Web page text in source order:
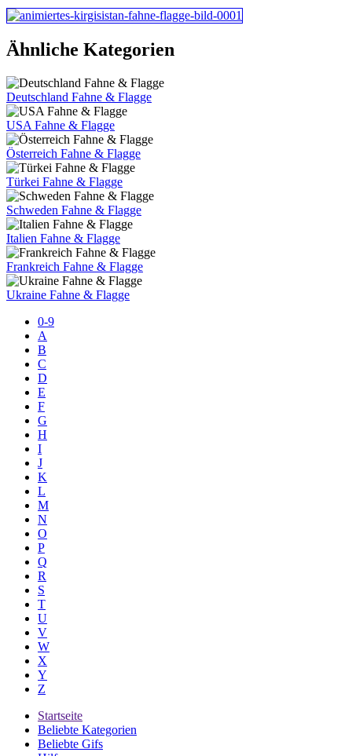
Ähnliche Kategorien
Deutschland Fahne & Flagge
USA Fahne & Flagge
Österreich Fahne & Flagge
Türkei Fahne & Flagge
Schweden Fahne & Flagge
Italien Fahne & Flagge
Frankreich Fahne & Flagge
Ukraine Fahne & Flagge
0-9
A
B
C
D
E
F
G
H
I
J
K
L
M
N
O
P
Q
R
S
T
U
V
W
X
Y
Z
Startseite
Beliebte Kategorien
Beliebte Gifs